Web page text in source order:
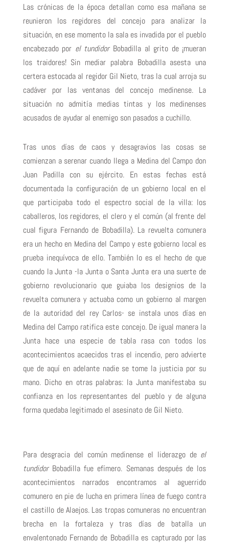
Las crónicas de la época detallan como esa mañana se
reunieron los regidores del concejo para analizar la
situación, en ese momento la sala es invadida por el pueblo
encabezado por el tundidorBobadilla al grito de ¡mueran
los traidores! Sin mediar palabra Bobadilla asesta una
certera estocada al regidor Gil Nieto, tras la cual arroja su
cadáver por las ventanas del concejo medinense. La
situación no admitía medias tintas y los medinenses
acusados de ayudar al enemigo son pasados a cuchillo.
Tras unos días de caos y desagravios las cosas se
comienzan a serenar cuando llega a Medina del Campo don
Juan Padilla con su ejército. En estas fechas está
documentada la configuración de un gobierno local en el
que participaba todo el espectro social de la villa: los
caballeros, los regidores, el clero y el común (al frente del
cual figura Fernando de Bobadilla). La revuelta comunera
era un hecho en Medina del Campo y este gobierno local es
prueba inequívoca de ello. También lo es el hecho de que
cuando la Junta -la Junta o Santa Junta era una suerte de
gobierno revolucionario que guiaba los designios de la
revuelta comunera y actuaba como un gobierno al margen
de la autoridad del rey Carlos- se instala unos días en
Medina del Campo ratifica este concejo. De igual manera la
Junta hace una especie de tabla rasa con todos los
acontecimientos acaecidos tras el incendio, pero advierte
que de aquí en adelante nadie se tome la justicia por su
mano. Dicho en otras palabras: la Junta manifestaba su
confianza en los representantes del pueblo y de alguna
forma quedaba legitimado el asesinato de Gil Nieto.
Para desgracia del común medinense el liderazgo de el
tundidorBobadilla fue efímero. Semanas después de los
acontecimientos narrados encontramos al aguerrido
comunero en pie de lucha en primera línea de fuego contra
el castillo de Alaejos. Las tropas comuneras no encuentran
brecha en la fortaleza y tras días de batalla un
envalentonado Fernando de Bobadilla es capturado por las